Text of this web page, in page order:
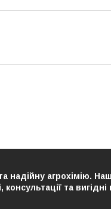
надійну агрохімію.
та вигідні